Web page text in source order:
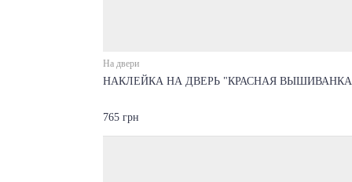
На двери
НАКЛЕЙКА НА ДВЕРЬ "КРАСНАЯ
765 грн